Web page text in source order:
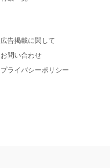
広告掲載に関して
お問い合わせ
プライバシーポリシー